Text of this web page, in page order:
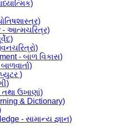
- આત્મચરિત્ર)
- બાળ વિકાસ)
)
તથા ઉખાણાં)
& Dictionary)
- સામાન્ય જ્ઞાન)